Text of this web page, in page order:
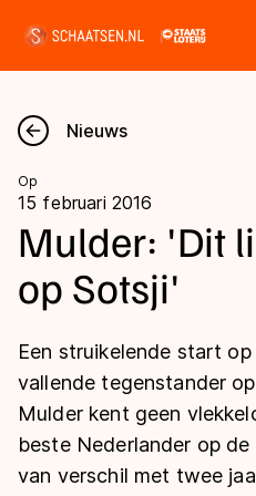
Nieuws
Kalender
Disciplines
Langebaan
Shorttrack
Inlineskaten
Uitslagen
Langebaan
Shorttrack
Marathon
Tijden & historie
Ranglijsten Langebaan
Nieuws
Op
15 februari 2016
Mulder: 'Dit
op Sotsji'
Een struikelende start
vallende tegenstander
Mulder kent geen
beste Nederlander op
van verschil met twee